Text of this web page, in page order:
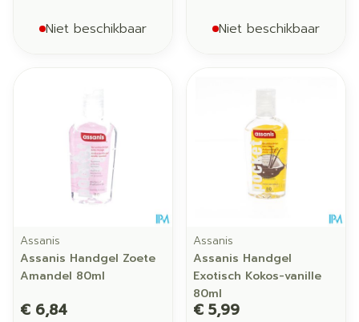
Niet beschikbaar Niet beschikbaar
Assanis
Assanis Handgel Zoete
Amandel 80ml
€ 6,84
Assanis
Assanis Handgel
Exotisch Kokos-vanille
80ml
€ 5,99